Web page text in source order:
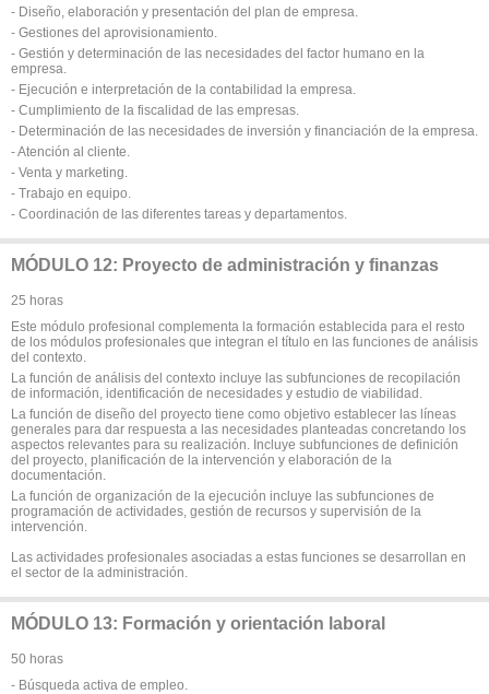
- Diseño, elaboración y presentación del plan de empresa.
- Gestiones del aprovisionamiento.
- Gestión y determinación de las necesidades del factor humano en la
empresa.
- Ejecución e interpretación de la contabilidad la empresa.
- Cumplimiento de la fiscalidad de las empresas.
- Determinación de las necesidades de inversión y financiación de la empresa.
- Atención al cliente.
- Venta y marketing.
- Trabajo en equipo.
- Coordinación de las diferentes tareas y departamentos.
MÓDULO 12: Proyecto de administración y finanzas
25 horas
Este módulo profesional complementa la formación establecida para el resto
de los módulos profesionales que integran el título en las funciones de análisis
del contexto.
La función de análisis del contexto incluye las subfunciones de recopilación
de información, identificación de necesidades y estudio de viabilidad.
La función de diseño del proyecto tiene como objetivo establecer las líneas
generales para dar respuesta a las necesidades planteadas concretando los
aspectos relevantes para su realización. Incluye subfunciones de definición
del proyecto, planificación de la intervención y elaboración de la
documentación.
La función de organización de la ejecución incluye las subfunciones de
programación de actividades, gestión de recursos y supervisión de la
intervención.
Las actividades profesionales asociadas a estas funciones se desarrollan en
el sector de la administración.
MÓDULO 13: Formación y orientación laboral
50 horas
- Búsqueda activa de empleo.